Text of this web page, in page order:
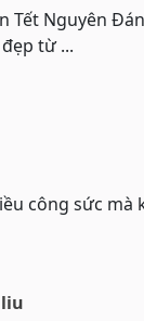
Tết Nguyên
từ ...
công sức mà